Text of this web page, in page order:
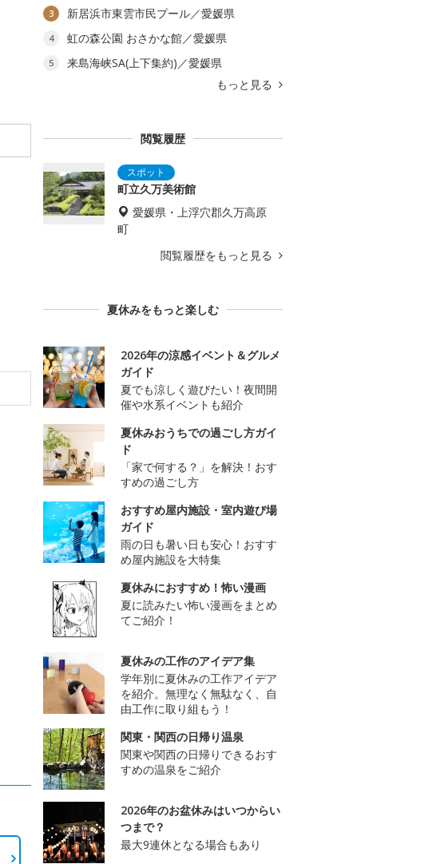
3 新居浜市東雲市民プール／愛媛県
4 虹の森公園 おさかな館／愛媛県
5
来島海峡SA(上下集約)／愛媛県
もっと見る
閲覧履歴
町立久万美術館
愛媛県・上浮穴郡久万高原
町
閲覧履歴をもっと見る
夏休みをもっと楽しむ
2026年の涼感イベント＆グルメ
ガイド
夏でも涼しく遊びたい！夜間開
催や水系イベントも紹介
夏休みおうちでの過ごし方ガイ
ド
「家で何する？」を解決！おす
すめの過ごし方
おすすめ屋内施設・室内遊び場
ガイド
雨の日も暑い日も安心！おすす
め屋内施設を大特集
夏休みにおすすめ！怖い漫画
夏に読みたい怖い漫画をまとめ
てご紹介！
夏休みの工作のアイデア集
学年別に夏休みの工作アイデア
を紹介。無理なく無駄なく、自
由工作に取り組もう！
関東・関西の日帰り温泉
関東や関西の日帰りできるおす
すめの温泉をご紹介
2026年のお盆休みはいつからい
つまで？
最大9連休となる場合もあり